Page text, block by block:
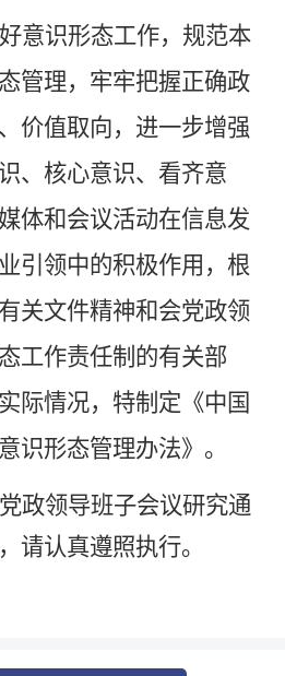
意识形态工作，规范本
管理，牢牢把握正确政
价值取向，进一步增强
、核心意识、看齐意
体和会议活动在信息发
引领中的积极作用，根
关文件精神和会党政领
工作责任制的有关部
际情况，特制定 《中国
识形态管理办法》。
政领导班子会议研究通
请认真遵照执行。